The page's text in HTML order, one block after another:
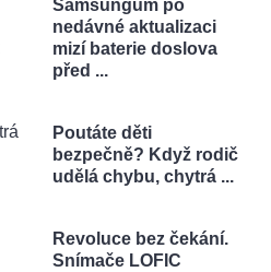
Samsungům po
nedávné aktualizaci
mizí baterie doslova
před ...
Poutáte děti
bezpečně? Když rodič
udělá chybu, chytrá ...
Revoluce bez čekání.
Snímače LOFIC